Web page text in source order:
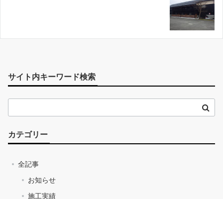
サイト内キーワード検索
カテゴリー
全記事
お知らせ
施工実績